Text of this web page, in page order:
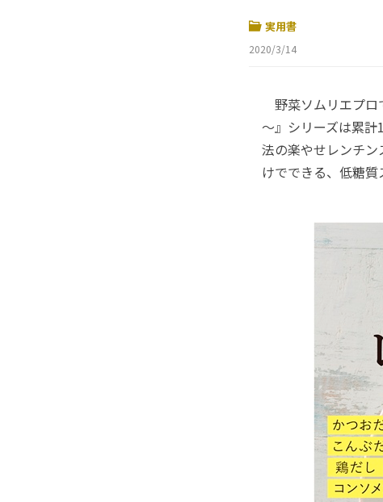
実用書
2020/3/14
野菜ソムリエプロ
～』シリーズは累
法の楽やせレンチ
けでできる、低糖質